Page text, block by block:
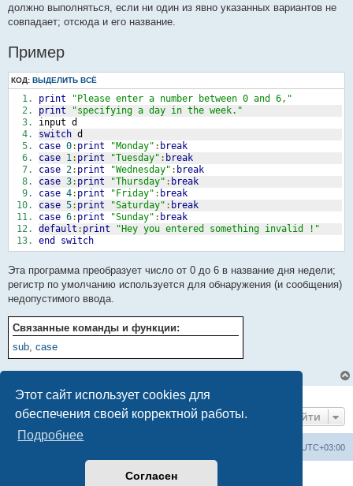
Этот сайт использует cookies для
обеспечения своей корректной работы.
Подробнее
Согласен
должно выполняться, если ни один из явно указанных вариантов не
совпадает; отсюда и его название.
Пример
КОД: ВЫДЕЛИТЬ ВСЁ
print
"Please enter a number between 0 and 6,"
print
"specifying a day in the week."
input d
switch d
case 0: print "Monday" : break
case 1 : print "Tuesday" : break
case 2: print "Wednesday" : break
case 3: print "Thursday" : break
case 4: print "Friday" : break
case 5: print "Saturday" : break
case 6: print "Sunday" : break
default : print
"Hey you entered something invalid !"
end
switch
Эта программа преобразует число от 0 до 6 в название дня недели;
регистр по умолчанию используется для обнаружения (и сообщения)
недопустимого ввода.
Связанные команды и функции:
sub, case
1 сообщение • Страница
Перейти
UTC+03:00
Создано на основеphpBB® Forum Software © phpBB Limited